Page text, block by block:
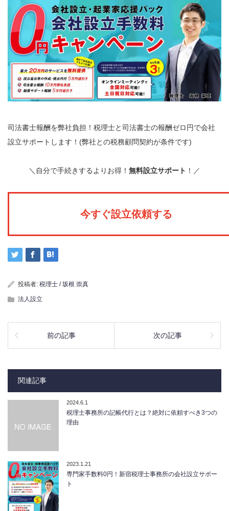
司法書士報酬を弊社負担！税理士と司法書士の報酬ゼロ円で会社
設立サポートします！(弊社との税務顧問契約が条件です)
＼自分で手続きするよりお得！ 無料設立サポート ！／
今すぐ設立依頼する
投稿者: 税理士 / 坂根 崇真
法人設立
前の記事 次の記事
関連記事
2024.6.1
税理士事務所の記帳代行とは？絶対に依頼すべき3つの
理由
2023.1.21
専門家手数料0円！新宿税理士事務所の会社設立サポー
ト